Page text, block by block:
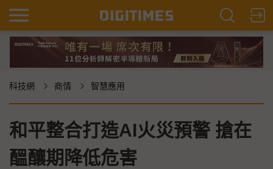
科技網 商情 智慧應用
和平整合打造AI火災預警 搶在
醞釀期降低危害